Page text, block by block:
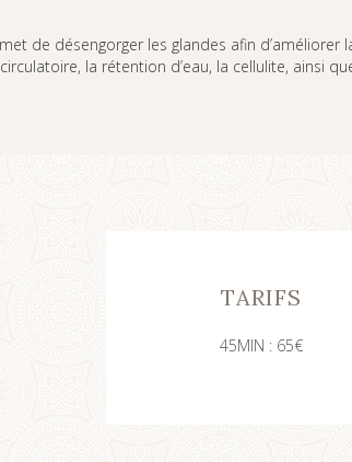
de désengorger les glandes afin d’améliorer
la rétention d’eau, la cellulite, ainsi
TARIFS
45MIN : 65€